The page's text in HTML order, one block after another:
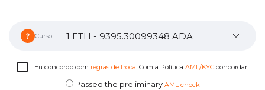
Curso
Eu concordo com regras de troca. Com a Política AML/KYCconcordar.
Passed the preliminary AML check